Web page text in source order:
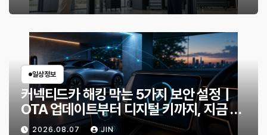
일상정보
커넥티드카 해킹 막는 5가지 보안 설정｜
OTA 업데이트부터 디지털 키까지, 지금 확
인할 것은?
2026.08.07 JIN